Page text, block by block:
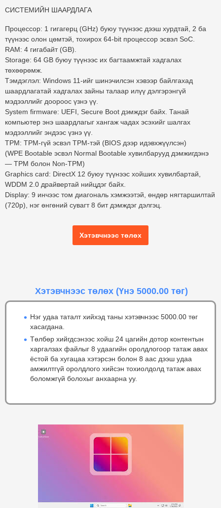
СИСТЕМИЙН ШААРДЛАГА
Процессор: 1 гигагерц (GHz) буюу түүнээс дээш хурдтай, 2 ба
түүнээс олон цөмтэй, тохирох 64-bit процессор эсвэл SoC.
RAM: 4 гигабайт (GB).
Storage: 64 GB буюу түүнээс их багтаамжтай хадгалах
төхөөрөмж.
Тэмдэглэл: Windows 11-ийг шинэчилсэн хэвээр байлгахад
шаардлагатай хадгалах зайны талаар илүү дэлгэрэнгүй
мэдээллийг доороос үзнэ үү.
System firmware: UEFI, Secure Boot дэмждэг байх. Танай
компьютер энэ шаардлагыг хангаж чадах эсэхийг шалгах
мэдээллийг эндээс үзнэ үү.
TPM: TPM-гүй эсвэл TPM-тэй (BIOS дээр идэвхжүүлсэн)
(WPE Bootable эсвэл Normal Bootable хувилбарууд дэмжигдэнэ
— TPM болон Non-TPM)
Graphics card: DirectX 12 буюу түүнээс хойших хувилбартай,
WDDM 2.0 драйвертай нийцдэг байх.
Display: 9 инчээс том диагональ хэмжээтэй, өндөр нягтаршилтай
(720p), нэг өнгөний сувагт 8 бит дэмждэг дэлгэц.
Хэтэвчнээс төлөх
Хэтэвчнээс төлөх (Үнэ 5000.00 төг)
Нэг удаа таталт хийхэд таны хэтэвчнээс 5000.00 төг
хасагдана.
Төлбөр хийгдсэнээс хойш 24 цагийн дотор контентын
харгалзах файлыг 8 удаагийн оролдлогоор татаж авах
ёстой ба хугацаа хэтэрсэн болон 8 аас дээш удаа
амжилтгүй оролдлого хийсэн тохиолдолд татаж авах
боломжгүй болохыг анхаарна уу.